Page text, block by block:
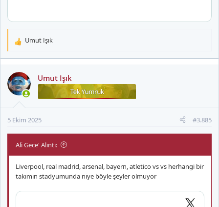
T
k
i
l
:
Umut Işık
Umut Işık
5 Ekim 2025 #3.885
Ali Gece' Alıntı:
Liverpool, real madrid, arsenal, bayern, atletico vs vs herhangi bir
takımın stadyumunda niye böyle şeyler olmuyor